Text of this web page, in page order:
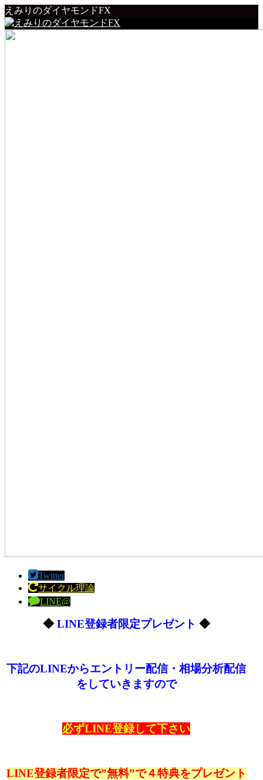
えみりのダイヤモンドFX
Twitter
サイクル理論
LINE@
◆ LINE登録者限定プレゼント ◆
下記のLINEからエントリー配信・相場分析配信
をしていきますので
必ずLINE登録して下さい
LINE登録者限定で”無料”で４特典をプレゼント